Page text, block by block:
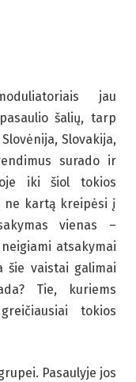
jau
šalių, tarp
Slovakija,
surado ir
iki šiol tokios
ne kartą kreipėsi į
vienas –
atsakymai
šie vaistai galimai
Tie, kuriems
tokios
Pasaulyje jos